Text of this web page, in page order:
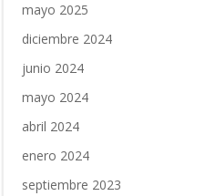
mayo 2025
diciembre 2024
junio 2024
mayo 2024
abril 2024
enero 2024
septiembre 2023